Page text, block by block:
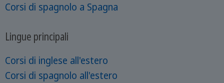
Corsi di spagnolo a Spagna
Lingue principali
Corsi di inglese all'estero
Corsi di spagnolo all'estero